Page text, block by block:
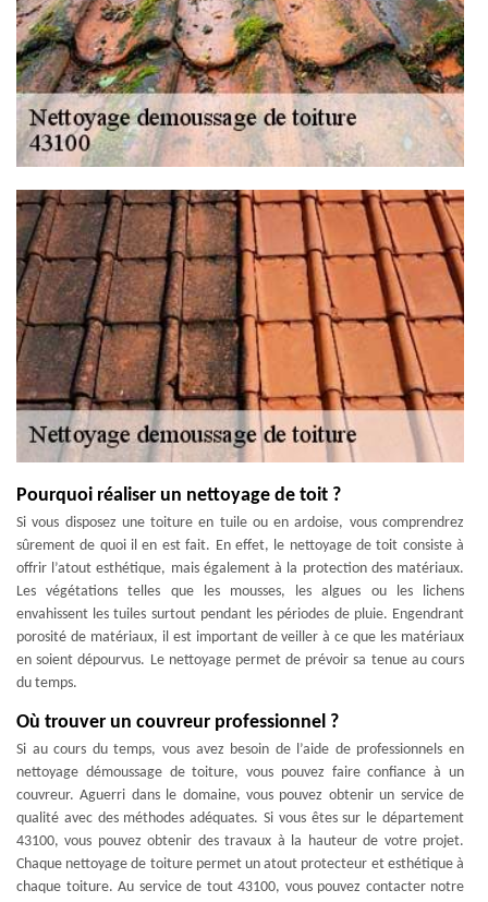
Pourquoi réaliser un nettoyage de toit ?
Si vous disposez une toiture en tuile ou en ardoise, vous comprendrez
sûrement de quoi il en est fait. En effet, le nettoyage de toit consiste à
offrir l’atout esthétique, mais également à la protection des matériaux.
Les végétations telles que les mousses, les algues ou les lichens
envahissent les tuiles surtout pendant les périodes de pluie. Engendrant
porosité de matériaux, il est important de veiller à ce que les matériaux
en soient dépourvus. Le nettoyage permet de prévoir sa tenue au cours
du temps.
Où trouver un couvreur professionnel ?
Si au cours du temps, vous avez besoin de l’aide de professionnels en
nettoyage démoussage de toiture, vous pouvez faire confiance à un
couvreur. Aguerri dans le domaine, vous pouvez obtenir un service de
qualité avec des méthodes adéquates. Si vous êtes sur le département
43100, vous pouvez obtenir des travaux à la hauteur de votre projet.
Chaque nettoyage de toiture permet un atout protecteur et esthétique à
chaque toiture. Au service de tout 43100, vous pouvez contacter notre